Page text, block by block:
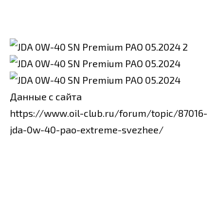
Данные с сайта
https://www.oil-club.ru/forum/topic/87016-
jda-0w-40-pao-extreme-svezhee/